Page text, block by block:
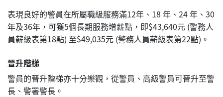
表現良好的警員在所屬職級服務滿12年、18 年、24 年、30
年及36年，可獲5個長期服務增薪點，即$43,640元 (警務人
員薪級表第18點) 至$49,035元 (警務人員薪級表第22點)。
晉升階梯
警員的晉升階梯亦十分樂觀，從警員、高級警員可晉升至警
長、警署警長。